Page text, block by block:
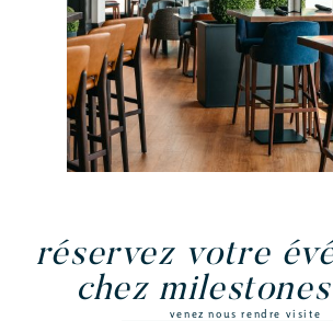
réservez votre
chez
venez nous rendre visite